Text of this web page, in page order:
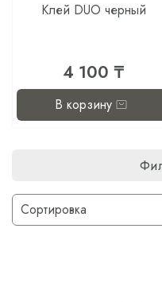
Клей DUO черный
4 100 ₸
В корзину